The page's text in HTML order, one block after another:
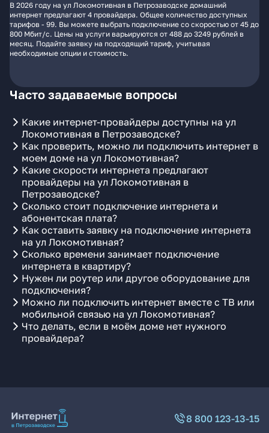
В 2026 году на ул Локомотивная в Петрозаводске домашний
интернет предлагают 4 провайдера. Общее количество доступных
тарифов - 99. Вы можете выбрать подключение со скоростью от 45 до
800 Мбит/с. Цены на услуги варьируются от 488 до 3249 рублей в
месяц. Подайте заявку на подходящий тариф, учитывая
необходимые опции и стоимость.
Часто задаваемые вопросы
Какие интернет-провайдеры доступны на ул
Локомотивная в Петрозаводске?
Как проверить, можно ли подключить интернет в
моем доме на ул Локомотивная?
Какие скорости интернета предлагают
провайдеры на ул Локомотивная в
Петрозаводске?
Сколько стоит подключение интернета и
абонентская плата?
Как оставить заявку на подключение интернета
на ул Локомотивная?
Сколько времени занимает подключение
интернета в квартиру?
Нужен ли роутер или другое оборудование для
подключения?
Можно ли подключить интернет вместе с ТВ или
мобильной связью на ул Локомотивная?
Что делать, если в моём доме нет нужного
провайдера?
8 800 123-13-15